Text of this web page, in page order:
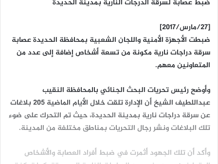
ضبط عصابة لسرقة الدرجات النارية بمدينة الحديدة
[27/مارس/2017]
ضبطت الأجهزة الأمنية واللجان الشعبية بمحافظة الحديدة عصابة
سرقة دراجات نارية مكونة من تسعة أشخاص إضافة إلى عدد من
المتعاونين معهم.
وأوضح رئيس تحريات البحث الجنائي بالمحافظة النقيب
عبداللطيف الشيخ أن الإدارة تلقت خلال الأيام الماضية 205 بلاغات
عن سرقة دراجات نارية بمدينة الحديدة، حيث تم التحرك على ضوء
تلك البلاغات ونشر رجال التحريات بمناطق مختلفة من المدينة.
وأكد أن تلك الجهود أثمرت في ضبط أفراد العصابة والأشخاص